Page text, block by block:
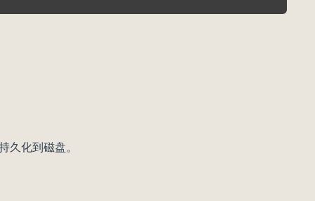
久化到磁盘。